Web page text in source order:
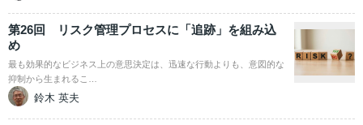
第26回 リスク管理プロセスに「追跡」を組み込
め
最も効果的なビジネス上の意思決定は、迅速な行動よりも、意図的な
抑制から生まれるこ…
鈴木 英夫